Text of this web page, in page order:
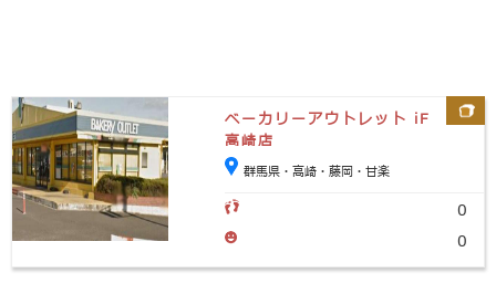
ベーカリーアウトレット iF
高崎店
群馬県・高崎・藤岡・甘楽
0
0